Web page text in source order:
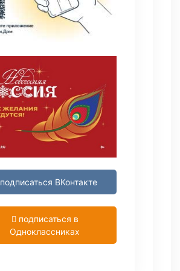
подписаться ВКонтакте
подписаться в
Одноклассниках